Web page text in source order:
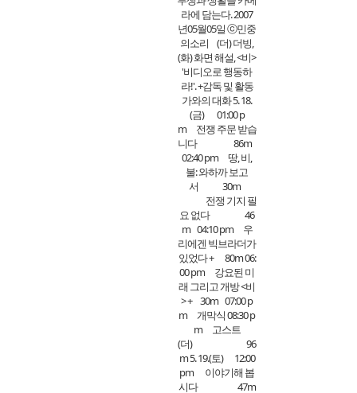
라에 담는다. 2007
년05월05일 ⓒ민중
의소리 (더) 더빙,
(화) 화면 해설, <비>
'비디오로 행동하
라!'. +감독 및 활동
가와의 대화 5. 18.
(금) 01:00 p
m 전쟁 주문 받습
니다 86m
02:40 pm 땅, 비,
불: 와하까 보고
서 30m
전쟁 기지 필
요 없다 46
m 04:10 pm 우
리에겐 빅브라더가
있었다 + 80m 06:
00 pm 강요된 미
래 그리고 개방 <비
> + 30m 07:00 p
m 개막식 08:30 p
m 고스트
(더) 96
m 5. 19.(토) 12:00
pm 이야기해 봅
시다 47m